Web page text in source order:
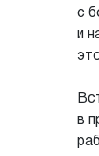
с
и
в